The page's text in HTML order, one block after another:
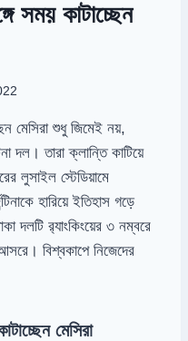
সময় কাটাচ্ছেন
মেসিরা শুধু জিমেই নয়,
দল। তারা ক্লান্তি কাটিয়ে
লুসাইল স্টেডিয়ামে
হারিয়ে ইতিহাস গড়ে
দলটি র‍্যাংকিংয়ের ৩ নম্বরে
আসরে। বিশ্বকাপে নিজেদের
মেসিরা